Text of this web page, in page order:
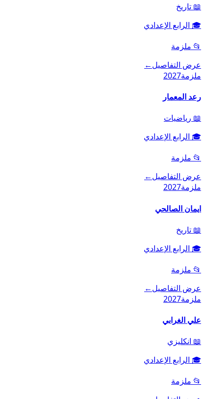
📖 تاريخ
🎓 الرابع الإعدادي
📂 ملزمة
عرض التفاصيل←
ملزمة2027
رعد المعمار
📖 رياضيات
🎓 الرابع الإعدادي
📂 ملزمة
عرض التفاصيل←
ملزمة2027
ايمان الصالحي
📖 تاريخ
🎓 الرابع الإعدادي
📂 ملزمة
عرض التفاصيل←
ملزمة2027
علي الغرابي
📖 انكليزي
🎓 الرابع الإعدادي
📂 ملزمة